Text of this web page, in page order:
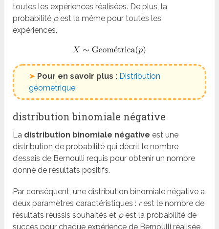
toutes les expériences réalisées. De plus, la
probabilité pest la même pour toutes les
expériences.
➤ Pour en savoir plus : Distribution
géométrique
distribution binomiale négative
La distribution binomiale négative est une
distribution de probabilité qui décrit le nombre
d’essais de Bernoulli requis pour obtenir un nombre
donné de résultats positifs.
Par conséquent, une distribution binomiale négative a
deux paramètres caractéristiques : rest le nombre de
résultats réussis souhaités et pest la probabilité de
succès pour chaque expérience de Bernoulli réalisée.